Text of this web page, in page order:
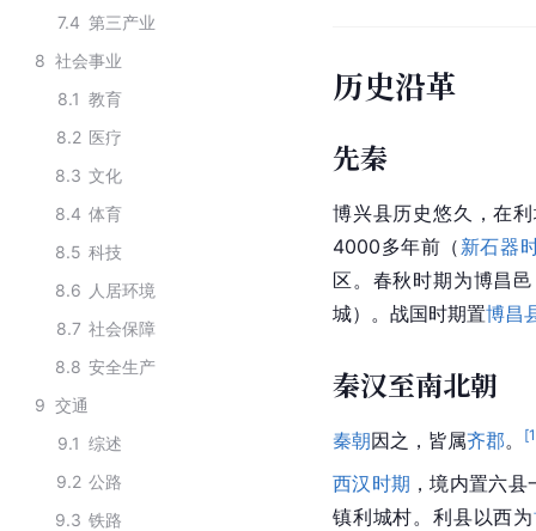
7.4 第三产业
8 社会事业
8.1 教育
8.2 医疗
8.3 文化
8.4 体育
8.5 科技
8.6 人居环境
8.7 社会保障
8.8 安全生产
9 交通
9.1 综述
9.2 公路
9.3 铁路
历史沿革
先秦
博兴县历史悠久，在
4000多年前（ 新石器
区。春秋时期为博昌
城）。战国时期置博昌
秦汉至南北朝
秦朝因之，皆属齐郡。 [
西汉时期 ，境内置六
镇利城村。利县以西为